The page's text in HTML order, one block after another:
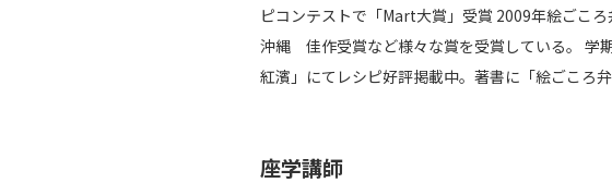
ピコンテストで「Mart大賞」受賞 2009年絵ごこ
沖縄 佳作受賞など様々な賞を受賞している。 学
紅濱」にてレシピ好評掲載中。著書に「絵ごころ
座学講師